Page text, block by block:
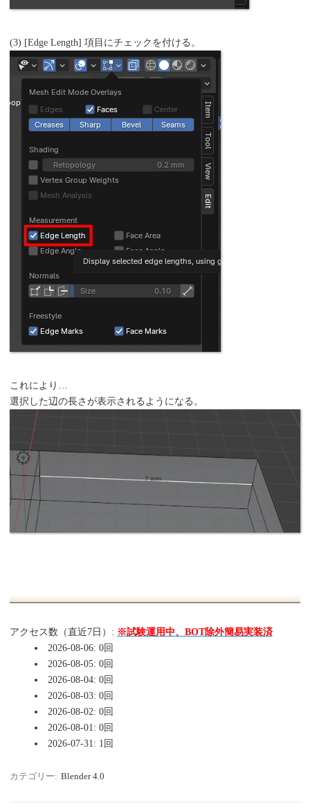
(3) [Edge Length] 項目にチェックを付ける。
これにより…
選択した辺の長さが表示されるようになる。
アクセス数（直近7日）: ※試験運用中、BOT除外簡易実装済
2026-08-06: 0回
2026-08-05: 0回
2026-08-04: 0回
2026-08-03: 0回
2026-08-02: 0回
2026-08-01: 0回
2026-07-31: 1回
カテゴリー: Blender 4.0